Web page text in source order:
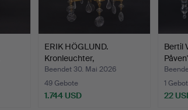
ERIK HÖGLUND.
Kronleuchter,
Schmiedeeisen …
Beendet 30. Mai 2026
49 Gebote
1.744 USD
Bertil
1 Gebot
22